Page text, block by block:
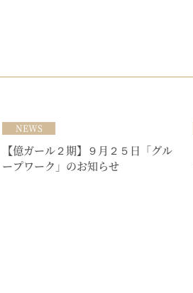
NEWS
【億ガール２期】９月２５日「グル
ープワーク」のお知らせ